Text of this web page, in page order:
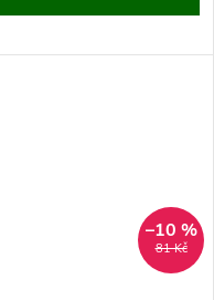
81 Kč
–10 %